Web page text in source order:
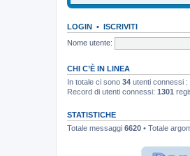
LOGIN • ISCRIVITI
Nome utente:
CHI C’È IN LINEA
In totale ci sono 34 utenti connessi :
Record di utenti connessi: 1301
STATISTICHE
Totale messaggi 6620 • Totale